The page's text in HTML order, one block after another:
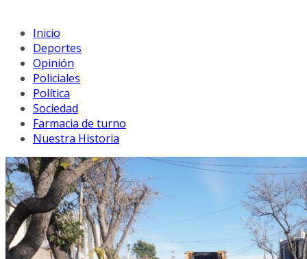
Inicio
Deportes
Opinión
Policiales
Política
Sociedad
Farmacia de turno
Nuestra Historia